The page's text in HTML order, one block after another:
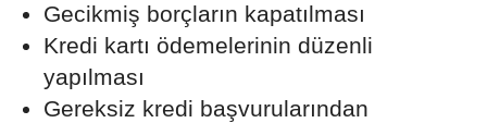
Gecikmiş borçların kapatılması
Kredi kartı ödemelerinin düzenli
yapılması
Gereksiz kredi başvurularından